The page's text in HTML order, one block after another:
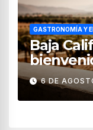
GASTRONOMÍA Y
Baja
6 DE